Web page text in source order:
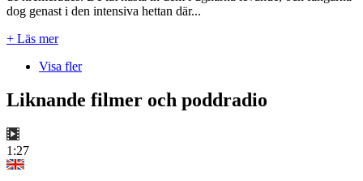
dog genast i den intensiva hettan där...
+ Läs mer
Visa fler
Liknande filmer och poddradio
1:27